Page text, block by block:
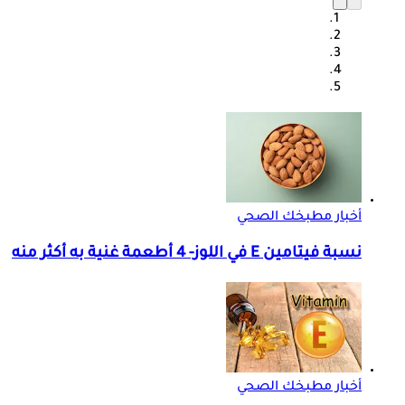
أخبار مطبخك الصحي
نسبة فيتامين E في اللوز- 4 أطعمة غنية به أكثر منه
أخبار مطبخك الصحي